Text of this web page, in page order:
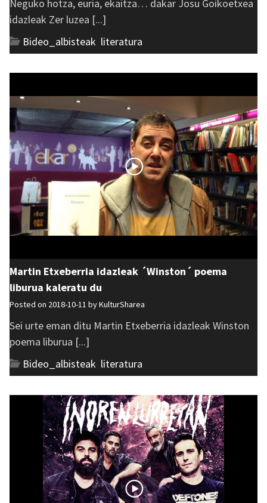
Neguko hotza, euria, ekaitza… dakar Josu Goikoetxea
idazleak Zer luzea [...]
Bideo_albisteak literatura
Martin Etxeberria idazleak ´Winston´ poema
liburua kaleratu du
Posted on 2018-10-11 byKulturSharea
Sei urte eman ditu Martin Etxeberria idazleak Winston
poema liburua [...]
Bideo_albisteak literatura